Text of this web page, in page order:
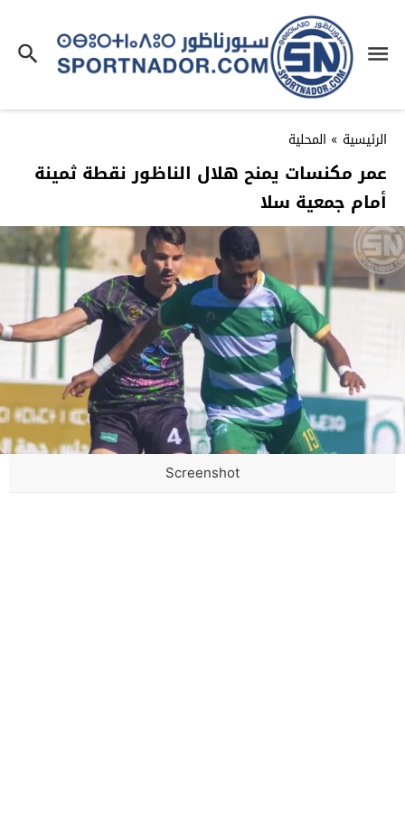
الرئيسية » المحلية
عمر مكنسات يمنح هلال الناظور نقطة ثمينة
أمام جمعية سلا
Screenshot